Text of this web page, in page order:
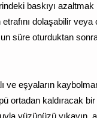
baskıyı azaltmak
dolaşabilir
süre oturduktan
ve eşyaların
ortadan kaldıracak
yüzünüzü yıkayın,